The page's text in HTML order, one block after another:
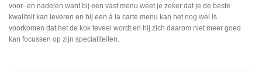
voor- en nadelen want bij een vast menu weet je zeker dat je de beste
kwaliteit kan leveren en bij een á la carte menu kan het nog wel is
voorkomen dat het de kok teveel wordt en hij zich daarom niet meer goed
kan focussen op zijn specialiteiten.